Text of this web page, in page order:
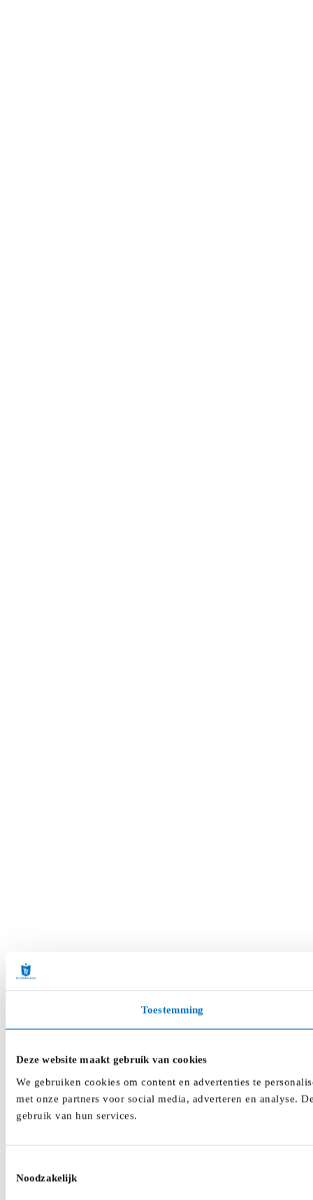
Toestemming
Deze website maakt gebruik van cookies
We gebruiken cookies om content en advertenties te
met onze partners voor social media, adverteren en analyse.
gebruik van hun services.
Noodzakelijk